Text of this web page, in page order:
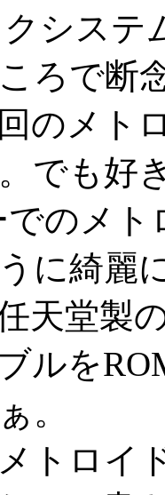
システ
ろで断
のメト
でも好
のメト
に綺麗
天堂製
ルを
。
トロイ